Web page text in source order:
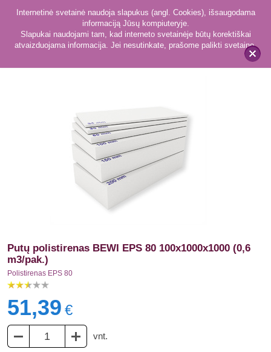
x
Internetinė svetainė naudoja slapukus (angl. Cookies), išsaugodama
informaciją Jūsų kompiuteryje.
Slapukai naudojami tam, kad interneto svetainėje būtų korektiškai
atvaizduojama informacija. Jei nesutinkate, prašome palikti svetainę.
Polistirenas EPS 80 30
Putų polistirenas BEWI EPS 80 100x1000x1000 (0,6
m3/pak.)
Polistirenas EPS 80
51,39 €
vnt.